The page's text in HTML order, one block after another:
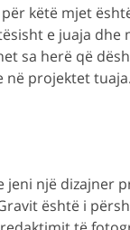
këtë mjet
e juaja dhe
sa herë që
në projektet tuaja.
jeni një dizajner
është i